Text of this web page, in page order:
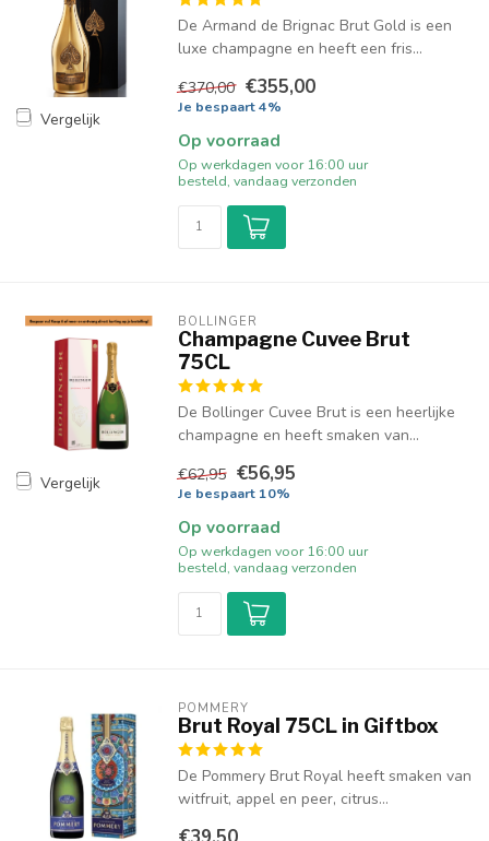
Vergelijk
De Armand de Brignac Brut Gold is een
luxe champagne en heeft een fris...
€370,00 €355,00
Je bespaart 4%
Op voorraad
Op werkdagen voor 16:00 uur
besteld, vandaag verzonden
Vergelijk
BOLLINGER
Champagne Cuvee Brut
75CL
De Bollinger Cuvee Brut is een heerlijke
champagne en heeft smaken van...
€62,95 €56,95
Je bespaart 10%
Op voorraad
Op werkdagen voor 16:00 uur
besteld, vandaag verzonden
POMMERY
Brut Royal 75CL in Giftbox
De Pommery Brut Royal heeft smaken van
witfruit, appel en peer, citrus...